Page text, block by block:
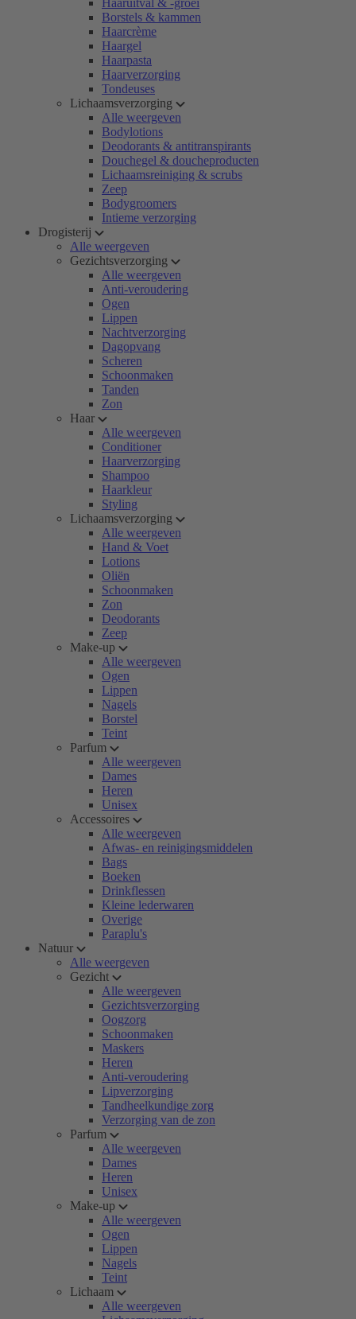
Haaruitval & -groei
Borstels & kammen
Haarcrème
Haargel
Haarpasta
Haarverzorging
Tondeuses
Lichaamsverzorging
Alle weergeven
Bodylotions
Deodorants & antitranspirants
Douchegel & doucheproducten
Lichaamsreiniging & scrubs
Zeep
Bodygroomers
Intieme verzorging
Drogisterij
Alle weergeven
Gezichtsverzorging
Alle weergeven
Anti-veroudering
Ogen
Lippen
Nachtverzorging
Dagopvang
Scheren
Schoonmaken
Tanden
Zon
Haar
Alle weergeven
Conditioner
Haarverzorging
Shampoo
Haarkleur
Styling
Lichaamsverzorging
Alle weergeven
Hand & Voet
Lotions
Oliën
Schoonmaken
Zon
Deodorants
Zeep
Make-up
Alle weergeven
Ogen
Lippen
Nagels
Borstel
Teint
Parfum
Alle weergeven
Dames
Heren
Unisex
Accessoires
Alle weergeven
Afwas- en reinigingsmiddelen
Bags
Boeken
Drinkflessen
Kleine lederwaren
Overige
Paraplu's
Natuur
Alle weergeven
Gezicht
Alle weergeven
Gezichtsverzorging
Oogzorg
Schoonmaken
Maskers
Heren
Anti-veroudering
Lipverzorging
Tandheelkundige zorg
Verzorging van de zon
Parfum
Alle weergeven
Dames
Heren
Unisex
Make-up
Alle weergeven
Ogen
Lippen
Nagels
Teint
Lichaam
Alle weergeven